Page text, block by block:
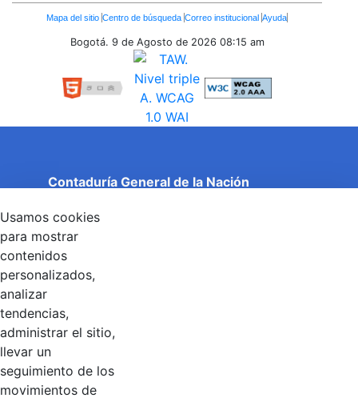
Enlaces
Inferiores
Mapa del sitio Centro de búsqueda Correo institucional Ayuda
Bogotá. 9 de Agosto de 2026 08:15 am
Contaduría General de la Nación
Entidad adscrita al Ministerio de Hacienda y Crédito
Público
Torre 1 (Aire) - Piso 15, Bogotá D.C., Colombia
Código Postal: 111071
Linkedin
Usamos cookies
para mostrar
contenidos
personalizados,
analizar
tendencias,
administrar el sitio,
llevar un
seguimiento de los
movimientos de